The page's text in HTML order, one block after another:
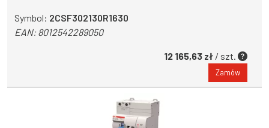
Symbol: 2CSF302130R1630
EAN:8012542289050
12 165,63 zł / szt.
Zamów